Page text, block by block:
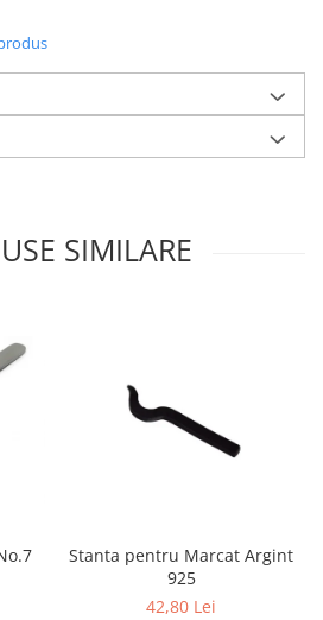
SIMILARE
Stanta pentru Marcat Argint
925
42,80 Lei